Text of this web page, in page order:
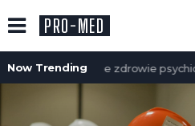
PRO-MED
Now Trending
Zadbaj o swoje zdrowie